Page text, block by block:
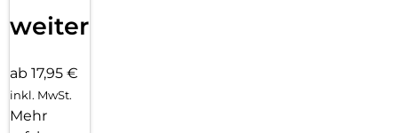
weiter
ab 17,95 €
inkl. MwSt.
Mehr